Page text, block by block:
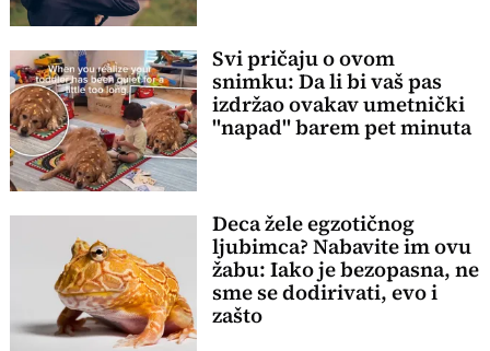
Svi pričaju o ovom
snimku: Da li bi vaš pas
izdržao ovakav umetnički
"napad" barem pet minuta
Deca žele egzotičnog
ljubimca? Nabavite im ovu
žabu: Iako je bezopasna, ne
sme se dodirivati, evo i
zašto